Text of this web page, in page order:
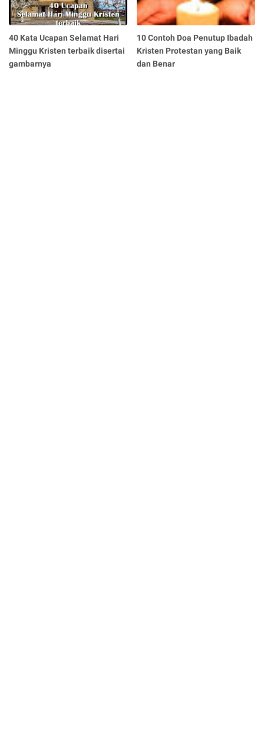
40 Kata Ucapan Selamat Hari
Minggu Kristen terbaik disertai
gambarnya
10 Contoh Doa Penutup Ibadah
Kristen Protestan yang Baik
dan Benar